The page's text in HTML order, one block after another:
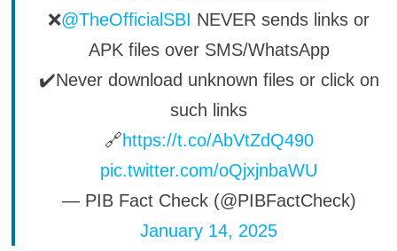
❌@TheOfficialSBI NEVER sends links or
APK files over SMS/WhatsApp
✔️Never download unknown files or click on
such links
🔗https://t.co/AbVtZdQ490
pic.twitter.com/oQjxjnbaWU
— PIB Fact Check (@PIBFactCheck)
January 14, 2025